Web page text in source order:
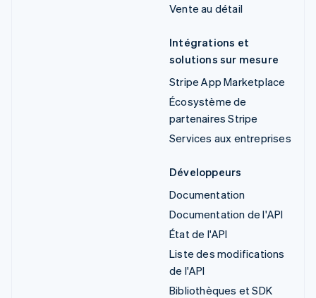
Vente au détail
Intégrations et
solutions sur mesure
Stripe App Marketplace
Écosystème de
partenaires Stripe
Services aux entreprises
Développeurs
Documentation
Documentation de l'API
État de l'API
Liste des modifications
de l'API
Bibliothèques et SDK